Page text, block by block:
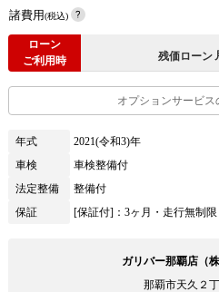
諸費用(税込)
ローン
ご利用時
残価ローン
オプションサービス
年式 2021(令和3)年
車検
車検整備付
法定整備
整備付
保証
[保証付]：3ヶ月・走行無制限
ガリバー那覇店（
那覇市天久２